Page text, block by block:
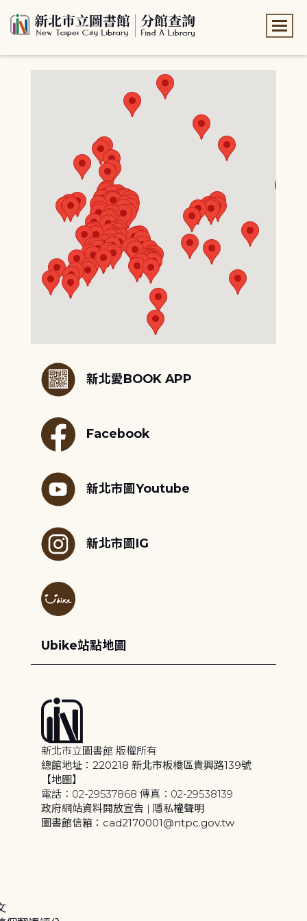
新北愛BOOK APP
Facebook
新北市圖Youtube
新北市圖IG
Ubike站點地圖
新北市立圖書館 版權所有
總館地址：220218 新北市板橋區貴興路139號
【地圖】
電話：02-29537868 傳真：02-29538139
政府網站資料開放宣告 | 隱私權聲明
圖書館信箱：cad2170001@ntpc.gov.tw